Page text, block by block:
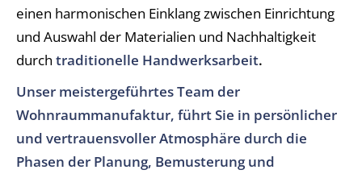
einen harmonischen Einklang zwischen Einrichtung
und Auswahl der Materialien und Nachhaltigkeit
durch traditionelle Handwerksarbeit.
Unser meistergeführtes Team der
Wohnraummanufaktur, führt Sie in persönlicher
und vertrauensvoller Atmosphäre durch die
Phasen der Planung, Bemusterung und